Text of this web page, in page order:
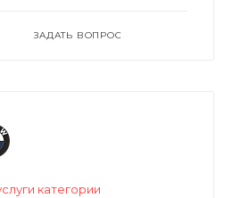
ЗАДАТЬ ВОПРОС
категории